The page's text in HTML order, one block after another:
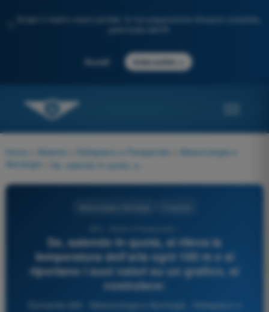
Scopri il nostro nuovo portale: la tua preparazione d'esame completa,
Accedi Inizia subito
Home Materie Deltaplano e Parapendio
Meteorologia e
Aerologia
Se, salendo in quota, si rileva la
temperatura dell’aria ogni 100 m e si
riportano i suoi valori su un grafico, si
costruisce:
Domanda 285 - Meteorologia e Aerologia - Deltaplano e